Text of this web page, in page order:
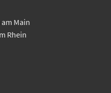
Main
Rhein